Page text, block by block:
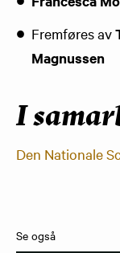
Fremføres av
Magnussen
I
​Den Nationale
Se også